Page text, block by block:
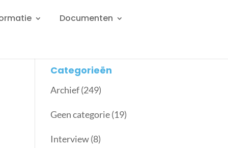
Documenten
Categorieën
Archief(249)
Geen categorie(19)
Interview(8)